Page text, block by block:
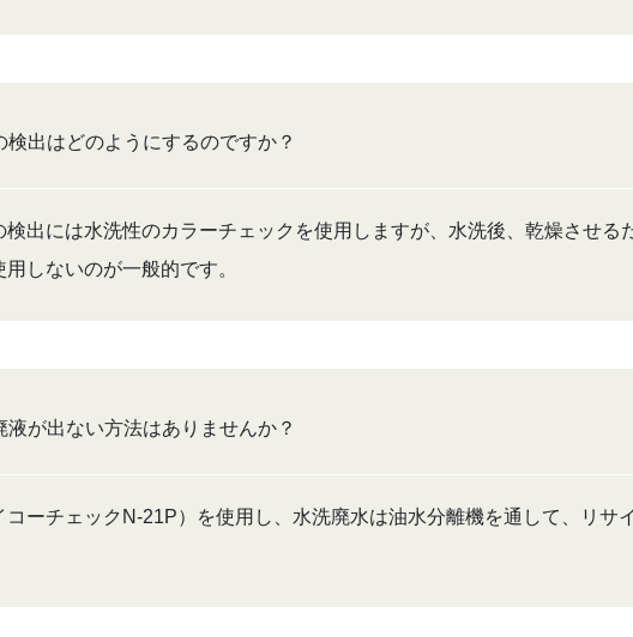
出はどのようにするのですか？
検出には水洗性のカラーチェックを使用しますが、水洗後、乾燥させる
しないのが一般的です。
液が出ない方法はありませんか？
ーチェックN-21P）を使用し、水洗廃水は油水分離機を通して、リサ